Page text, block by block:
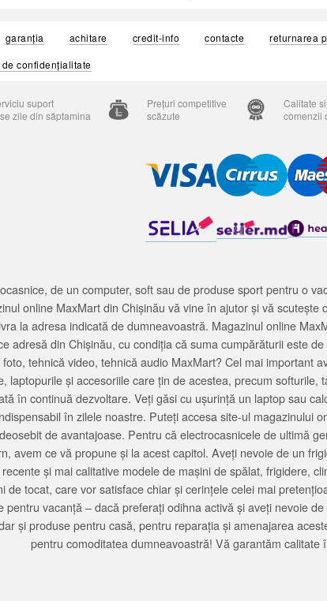
garanția achitare credit-info contacte
returnarea
confidențialitate
suport
zile din săptamina
Prețuri competitive
scăzute
Calitate
comenzii
de un computer, soft sau de produse sport pentru o
online MaxMart din Chișinău vă vine în ajutor și vă
la adresa indicată de dumneavoastră. Magazinul online
adresă din Chișinău, cu condiția că suma cumpărăturii este
tehnică video, tehnică audio MaxMart? Cel mai important
laptopurile și accesoriile care țin de acestea, precum
în continuă dezvoltare. Veți găsi cu ușurință un laptop sau
în zilele noastre. Puteți accesa site-ul magazinului
de avantajoase. Pentru că electrocasnicele de ultimă
avem ce vă propune și la acest capitol. Aveți nevoie de un
și mai calitative modele de mașini de spălat, frigidere,
de tocat, care vor satisface chiar și cerințele celei mai
pentru vacanță – dacă preferați odihna activă și aveți nevoie
și produse pentru casă, pentru reparația și amenajarea
pentru comoditatea dumneavoastră! Vă garantăm